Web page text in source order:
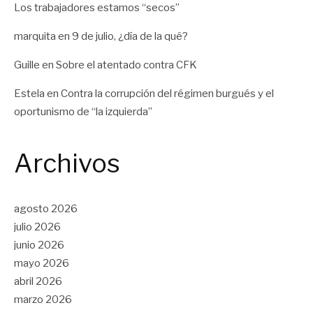
Los trabajadores estamos “secos”
marquita en 9 de julio, ¿día de la qué?
Guille en Sobre el atentado contra CFK
Estela en Contra la corrupción del régimen burgués y el
oportunismo de “la izquierda”
Archivos
agosto 2026
julio 2026
junio 2026
mayo 2026
abril 2026
marzo 2026